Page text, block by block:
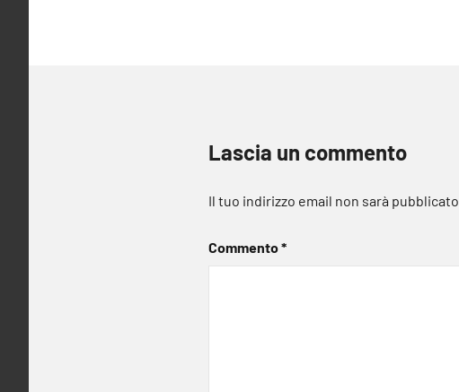
Lascia un commento
Il tuo indirizzo email non sarà pubblicato.
Commento*